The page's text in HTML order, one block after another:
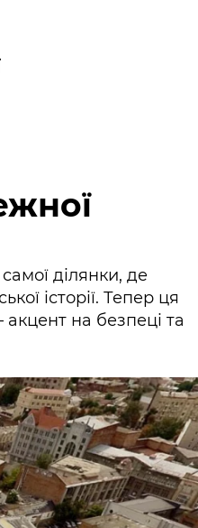
ділянки, де
історії. Тепер ця
на безпеці та